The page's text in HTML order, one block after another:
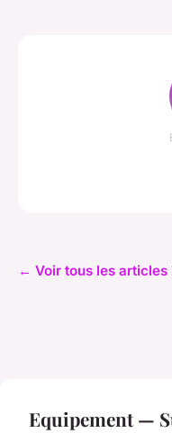
← Voir tous les articles
Equipement —